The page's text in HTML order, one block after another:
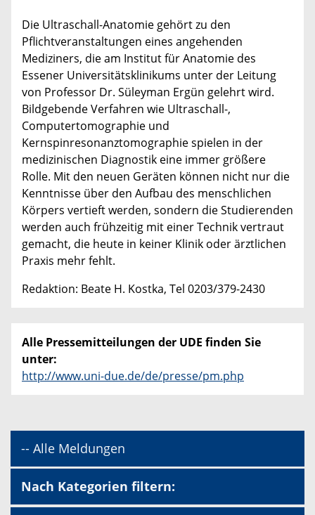
Die Ultraschall-Anatomie gehört zu den
Pflichtveranstaltungen eines angehenden
Mediziners, die am Institut für Anatomie des
Essener Universitätsklinikums unter der Leitung
von Professor Dr. Süleyman Ergün gelehrt wird.
Bildgebende Verfahren wie Ultraschall-,
Computertomographie und
Kernspinresonanztomographie spielen in der
medizinischen Diagnostik eine immer größere
Rolle. Mit den neuen Geräten können nicht nur die
Kenntnisse über den Aufbau des menschlichen
Körpers vertieft werden, sondern die Studierenden
werden auch frühzeitig mit einer Technik vertraut
gemacht, die heute in keiner Klinik oder ärztlichen
Praxis mehr fehlt.
Redaktion: Beate H. Kostka, Tel 0203/379-2430
Alle Pressemitteilungen der UDE finden Sie
unter:
http://www.uni-due.de/de/presse/pm.php
-- Alle Meldungen
Nach Kategorien filtern: